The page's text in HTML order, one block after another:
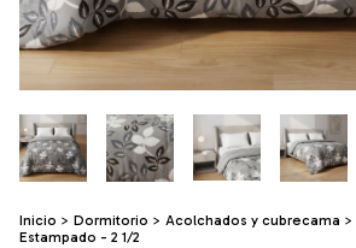
Inicio > Dormitorio > Acolchados y cubrecama >
Estampado - 2 1/2